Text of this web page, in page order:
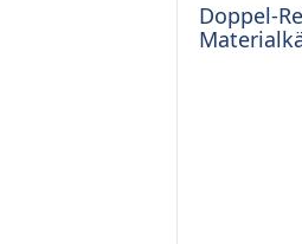
Doppel-